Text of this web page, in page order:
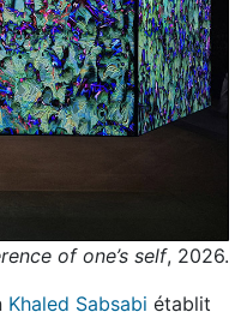
of one’s self, 2026.
Khaled Sabsabi établit